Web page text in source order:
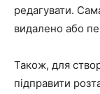
редагувати.
видалено або
Також, для
підправити